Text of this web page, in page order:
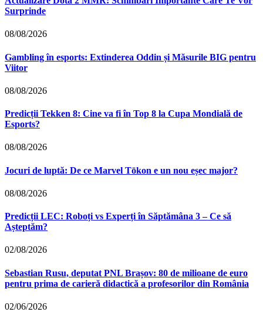
Surprinde
08/08/2026
Gambling în esports: Extinderea Oddin și Măsurile BIG pentru
Viitor
08/08/2026
Predicții Tekken 8: Cine va fi în Top 8 la Cupa Mondială de
Esports?
08/08/2026
Jocuri de luptă: De ce Marvel Tōkon e un nou eșec major?
08/08/2026
Predicții LEC: Roboți vs Experți în Săptămâna 3 – Ce să
Așteptăm?
02/08/2026
Sebastian Rusu, deputat PNL Brașov: 80 de milioane de euro
pentru prima de carieră didactică a profesorilor din România
02/06/2026